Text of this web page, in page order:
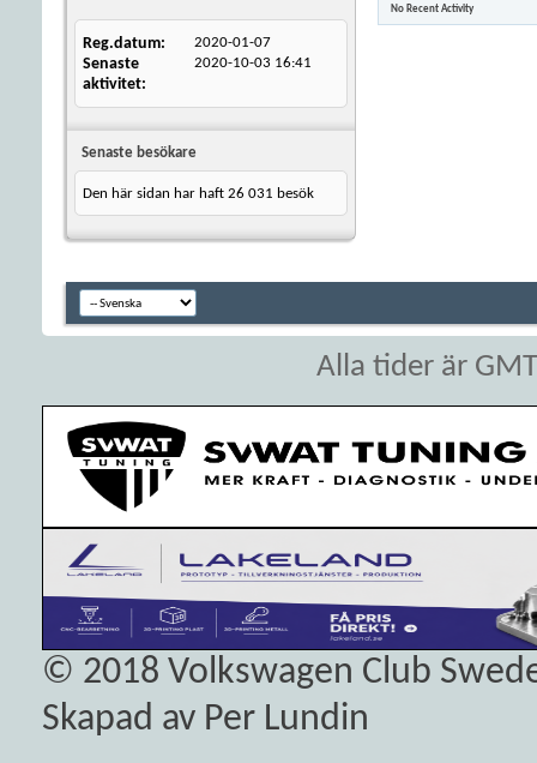
Reg.datum 2020-01-07
Senaste
aktivitet
2020-10-03 16:41
Senaste besökare
Den här sidan har haft 26 031 besök
No Recent Activity
Alla tider är
© 2018 Volkswagen Club
Skapad av Per Lundin